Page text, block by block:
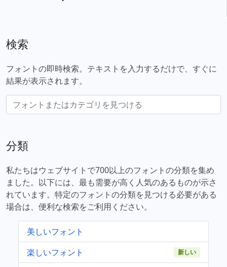
検索
フォントの即時検索。テキストを入力するだけで、すぐに
結果が表示されます。
分類
私たちはウェブサイトで700以上のフォントの分類を集め
ました。以下には、最も需要が高く人気のあるものが示さ
れています。特定のフォントの分類を見つける必要がある
場合は、便利な検索をご利用ください。
美しいフォント
楽しいフォント
新しい